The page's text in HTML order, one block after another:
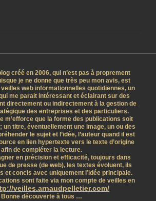
créé en 2006, qui n’est pas à proprement
je ne donne que très peu mon avis, est
web informationnelles quotidiennes, un
me parait intéressant et éclairant sur des
directement ou indirectement à la gestion de
des entreprises et des particuliers.
m’efforce que la forme des publications soit
un titre, éventuellement une image, un ou des
le sujet et l’idée, l’auteur quand il est
en lien hypertexte vers le texte d’origine
afin de compléter la lecture.
en précision et efficacité, toujours dans
de presse (de web), les textes évoluent, ils
et concis avec uniquement l’idée principale.
sont faite via mon compte de veilles en
veilles.arnaudpelletier.com/
Bonne découverte à tous …